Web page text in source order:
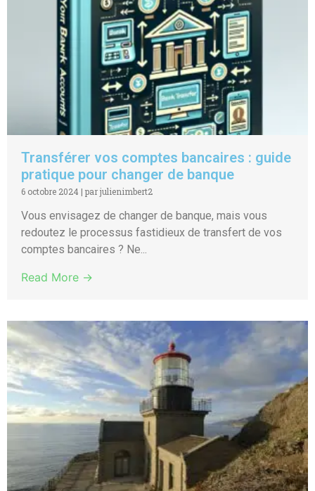
Transférer vos comptes bancaires : guide
pratique pour changer de banque
6 octobre 2024 | par julienimbert2
Vous envisagez de changer de banque, mais vous
redoutez le processus fastidieux de transfert de vos
comptes bancaires ? Ne...
Read More →